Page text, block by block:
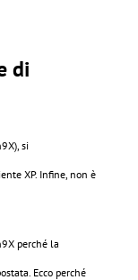
di
si
XP. Infine, non è
perché la
Ecco perché